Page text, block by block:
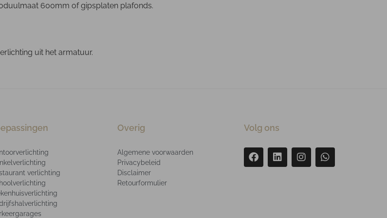
600mm of gipsplaten plafonds.
uit het armatuur.
verlichting
Overig
Algemene voorwaarden
Privacybeleid
Disclaimer
Retourformulier
Volg ons